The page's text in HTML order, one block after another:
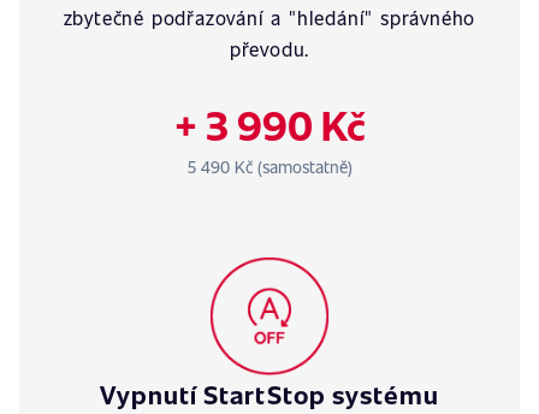
zbytečné podřazování a "hledání" správného
převodu.
+ 3 990 Kč
5 490 Kč (samostatně)
Vypnutí StartStop systému